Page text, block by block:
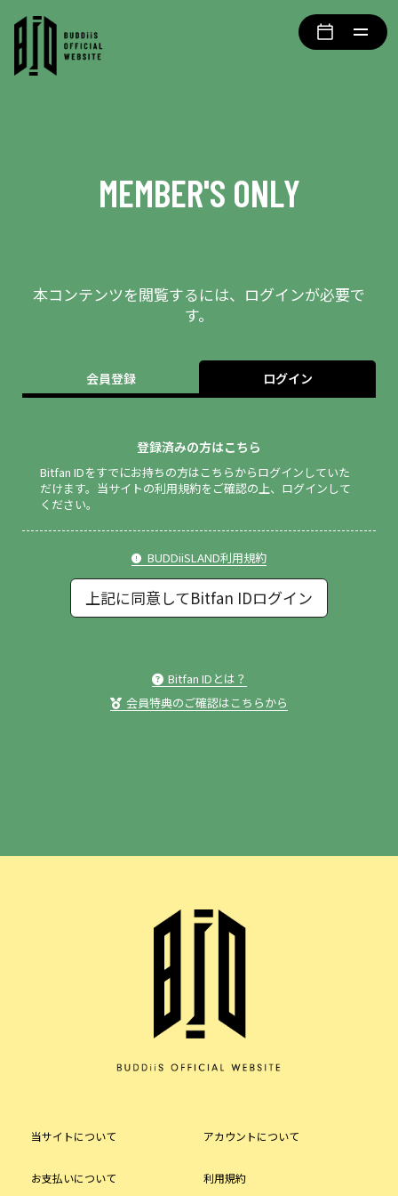
MEMBER'S ONLY
本コンテンツを閲覧するには、ログインが必要で
す。
会員登録 ログイン
登録済みの方はこちら
Bitfan IDをすでにお持ちの方はこちらからログインしていた
だけます。 当サイトの利用規約をご確認の上、ログインして
ください。
BUDDiiSLAND利用規約
上記に同意してBitfan IDログイン
Bitfan IDとは？
会員特典のご確認はこちらから
当サイトについて アカウントについて
お支払いについて 利用規約